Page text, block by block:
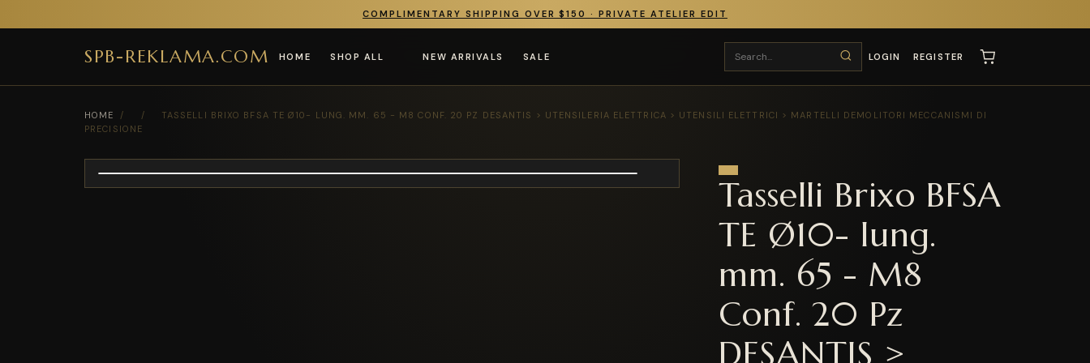
COMPLIMENTARY SHIPPING OVER $150 · PRIVATE ATELIER EDIT
SPB-REKLAMA.COM HOME SHOP ALL NEW ARRIVALS SALE LOGIN REGISTER
HOME / /
TASSELLI BRIXO BFSA TE Ø10- LUNG. MM. 65 - M8 CONF. 20 PZ DESANTIS > UTENSILERIA ELETTRICA > UTENSILI ELETTRICI > MARTELLI DEMOLITORI MECCANISMI DI
PRECISIONE
Tasselli Brixo BFSA
TE Ø10- lung.
mm. 65 - M8
Conf. 20 Pz
DESANTIS >